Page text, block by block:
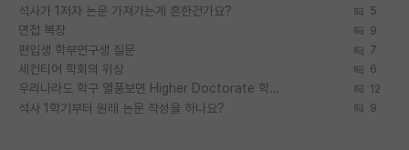
석사가 1저자 논문 가져가는게 흔한건가요? 5
면접 복장 9
편입생 학부연구생 질문 7
세컨티어 학회의 위상 6
우리나라도 학구 열풍보면 Higher Doctorate 학위가 필요하다고 봅니다. 12
석사 1학기부터 원래 논문 작성을 하나요? 9